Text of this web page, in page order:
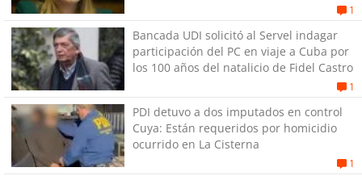
1
Bancada UDI solicitó al Servel indagar
participación del PC en viaje a Cuba por
los 100 años del natalicio de Fidel Castro
1
PDI detuvo a dos imputados en control
Cuya: Están requeridos por homicidio
ocurrido en La Cisterna
1